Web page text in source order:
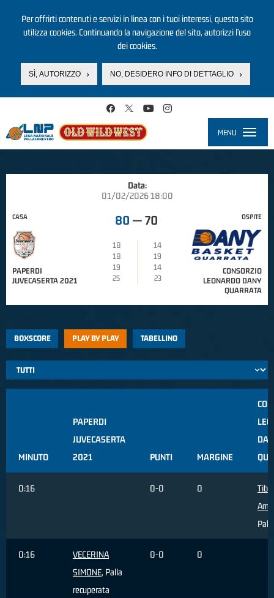
Per offrirti contenuti e servizi in linea con i tuoi interessi, questo sito
utilizza cookies. Continuando la navigazione del sito, autorizzi l’uso
dei cookies.
SÌ, AUTORIZZO NO, DESIDERO INFO DI DETTAGLIO
MENU
Data:
01/02/2026 18:00
CASA
PAPERDI
JUVECASERTA 2021
80 — 70
18
14
18
19
19
14
25
23
OSPITE
CONSORZIO
LEONARDO DANY
QUARRATA
BOXSCORE PLAY BY PLAY TABELLINO
MINUTO
PAPERDI
JUVECASERTA
2021
PUNTI MARGINE
0:16 0-0 0
0:16
VECERINA
SIMONE, Palla
recuperata
0-0 0